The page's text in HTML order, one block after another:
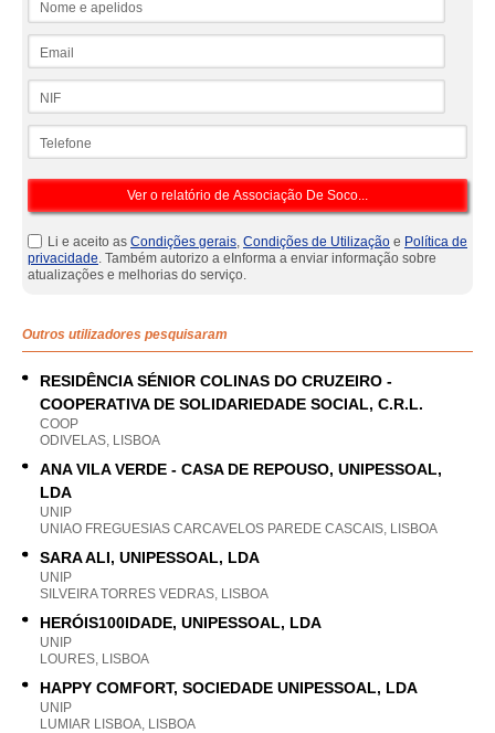
Li e aceito as Condições gerais, Condições de Utilização e Política de
privacidade. Também autorizo a eInforma a enviar informação sobre
atualizações e melhorias do serviço.
Outros utilizadores pesquisaram
RESIDÊNCIA SÉNIOR COLINAS DO CRUZEIRO -
COOPERATIVA DE SOLIDARIEDADE SOCIAL, C.R.L.
COOP
ODIVELAS, LISBOA
ANA VILA VERDE - CASA DE REPOUSO, UNIPESSOAL,
LDA
UNIP
UNIAO FREGUESIAS CARCAVELOS PAREDE CASCAIS, LISBOA
SARA ALI, UNIPESSOAL, LDA
UNIP
SILVEIRA TORRES VEDRAS, LISBOA
HERÓIS100IDADE, UNIPESSOAL, LDA
UNIP
LOURES, LISBOA
HAPPY COMFORT, SOCIEDADE UNIPESSOAL, LDA
UNIP
LUMIAR LISBOA, LISBOA